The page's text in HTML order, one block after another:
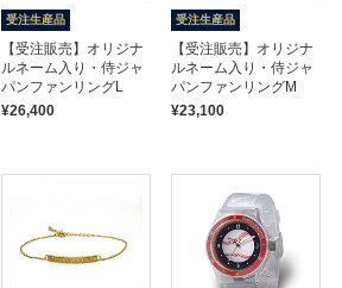
受注生産品
【受注販売】オリジナ
ルネーム入り・侍ジャ
パンファンリングL
¥26,400
受注生産品
【受注販売】オリジナ
ルネーム入り・侍ジャ
パンファンリングM
¥23,100